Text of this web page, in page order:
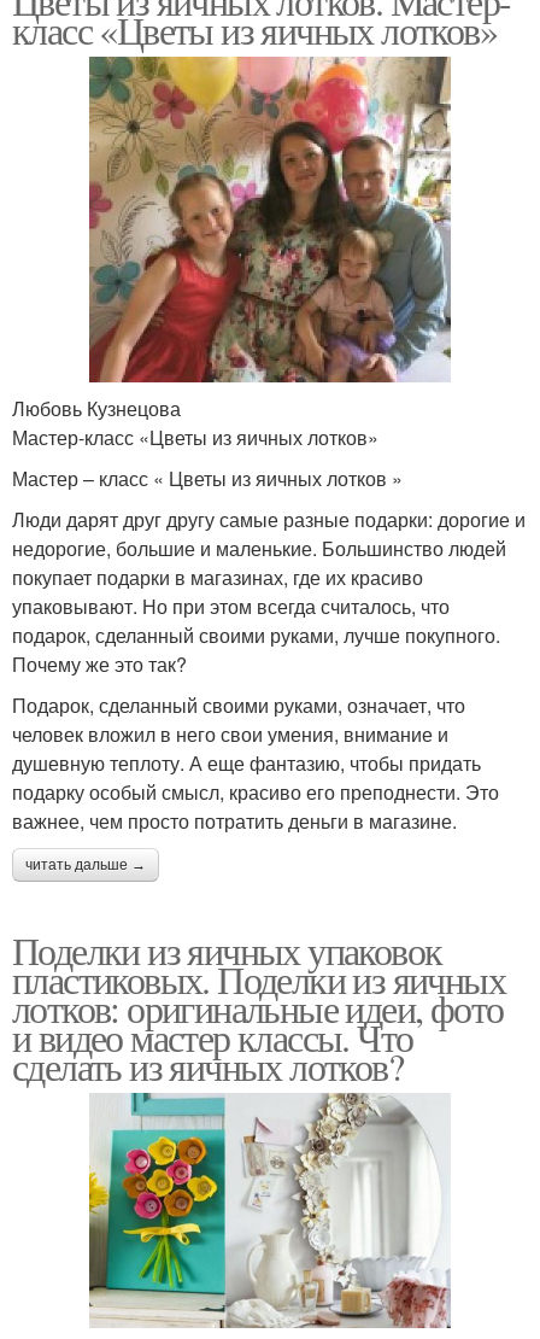
класс «Цветы из яичных лотков»
Любовь Кузнецова
Мастер-класс «Цветы из яичных лотков»
Мастер – класс « Цветы из яичных лотков »
Люди дарят друг другу самые разные подарки: дорогие и
недорогие, большие и маленькие. Большинство людей
покупает подарки в магазинах, где их красиво
упаковывают. Но при этом всегда считалось, что
подарок, сделанный своими руками, лучше покупного.
Почему же это так?
Подарок, сделанный своими руками, означает, что
человек вложил в него свои умения, внимание и
душевную теплоту. А еще фантазию, чтобы придать
подарку особый смысл, красиво его преподнести. Это
важнее, чем просто потратить деньги в магазине.
читать дальше →
Поделки из яичных упаковок
пластиковых. Поделки из яичных
лотков: оригинальные идеи, фото
и видео мастер классы. Что
сделать из яичных лотков?